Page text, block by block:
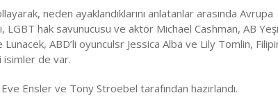
neden ayaklandıklarını anlatanlar arasında Avrupa
LGBT hak savunucusu ve aktör Michael Cashman, AB
Lunacek, ABD’li oyunculsr Jessica Alba ve Lily Tomlin,
isimler de var.
Ensler ve Tony Stroebel tarafından hazırlandı.